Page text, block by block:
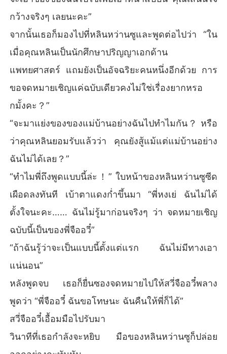
กว้างจริงๆ เลยนะคะ”
จากนั้นเธอก็มองไปที่หลินหว่านซูและพูดต่อไปว่า “ใน
เมื่อคุณหลินเป็นนักศึกษาปริญญาเอกด้าน
แพทยศาสตร์ แถมยังเป็นอัจฉริยะคนหนึ่งอีกด้วย การ
ขอจดหมายเชิญแค่ฉบับเดียวคงไม่ใช่เรื่องยากหรอ
กมั้งคะ？”
“จะมาแย่งของของแม่บ้านอย่างฉันไปทำไมกัน？ หรือ
ว่าคุณหลินยอมรับแล้วว่า คุณยังสู้แม้แต่แม่บ้านอย่าง
ฉันไม่ได้เลย？”
“ทำไมพี่ถึงพูดแบบนี้ล่ะ！” ใบหน้าของหลินหว่านซูซีด
เผือดลงทันที เบ้าตาแดงก่ำขึ้นมา “พี่หงเย่ ฉันไม่ได้
ตั้งใจนะคะ…… ฉันไม่รู้มาก่อนจริงๆ ว่า จดหมายเชิญ
ฉบับนี้เป็นของพี่จืออวี๋”
“ถ้าฉันรู้ว่าจะเป็นแบบนี้ตั้งแต่แรก ฉันไม่มีทางเอา
แน่นอน”
หลังพูดจบ เธอก็ยื่นซองจดหมายไปให้สวี่จืออวี๋พลาง
พูดว่า “พี่จืออวี๋ ฉันขอโทษนะ ฉันคืนให้พี่ก็ได้”
สวี่จืออวี๋เอื้อมมือไปรับมา
วินาทีที่เธอกำลังจะหยิบ มือของหลินหว่านซูก็ปล่อย